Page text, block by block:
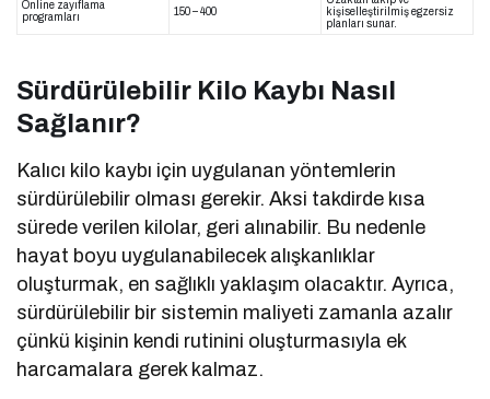
Online zayıflama
programları
150 – 400
kişiselleştirilmiş egzersiz
planları sunar.
Sürdürülebilir Kilo Kaybı Nasıl
Sağlanır?
Kalıcı kilo kaybı için uygulanan yöntemlerin
sürdürülebilir olması gerekir. Aksi takdirde kısa
sürede verilen kilolar, geri alınabilir. Bu nedenle
hayat boyu uygulanabilecek alışkanlıklar
oluşturmak, en sağlıklı yaklaşım olacaktır. Ayrıca,
sürdürülebilir bir sistemin maliyeti zamanla azalır
çünkü kişinin kendi rutinini oluşturmasıyla ek
harcamalara gerek kalmaz.